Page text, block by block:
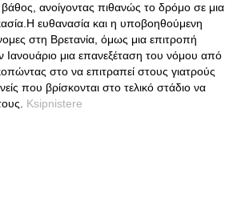
βάθος, ανοίγοντας πιθανώς το δρόμο σε μια
ευθανασία και η υποβοηθούμενη
στη Βρετανία, όμως μια επιτροπή
Ιανουάριο μια επανεξέταση του νόμου από
στο να επιτραπεί στους γιατρούς
που βρίσκονται στο τελικό στάδιο να
Ksipnistere